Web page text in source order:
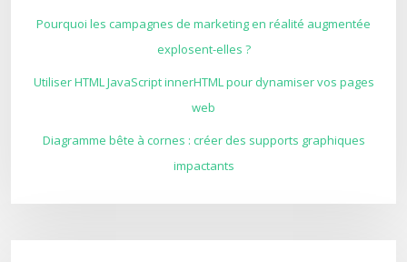
Pourquoi les campagnes de marketing en réalité augmentée
explosent-elles ?
Utiliser HTML JavaScript innerHTML pour dynamiser vos pages
web
Diagramme bête à cornes : créer des supports graphiques
impactants